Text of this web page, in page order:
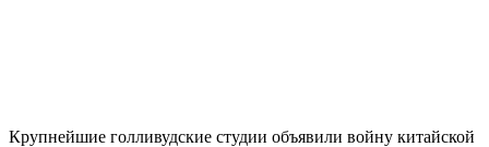
Крупнейшие голливудские студии объявили войну китайской